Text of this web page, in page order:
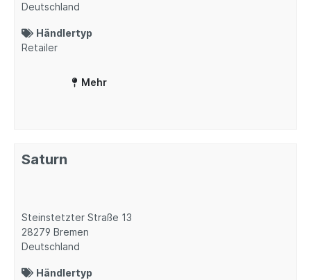
Deutschland
Händlertyp
Retailer
Mehr
Saturn
Steinstetzter Straße 13
28279 Bremen
Deutschland
Händlertyp